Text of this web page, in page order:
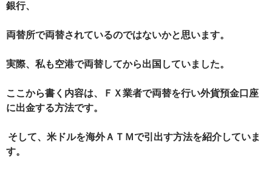
銀行、
両替所で両替されているのではないかと思います。
実際、私も空港で両替してから出国していました。
ここから書く内容は、ＦＸ業者で両替を行い外貨預金口座
に出金する方法です。
そして、米ドルを海外ＡＴＭで引出す方法を紹介していま
す。